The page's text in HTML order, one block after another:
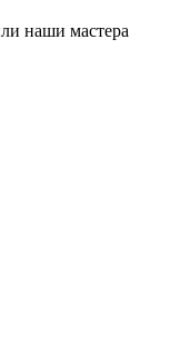
наши мастера